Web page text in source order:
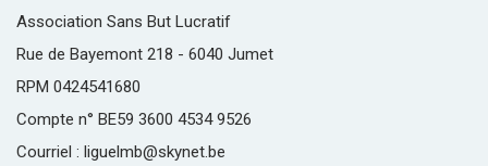
Association Sans But Lucratif
Rue de Bayemont 218 - 6040 Jumet
RPM 0424541680
Compte n° BE59 3600 4534 9526
Courriel : liguelmb@skynet.be